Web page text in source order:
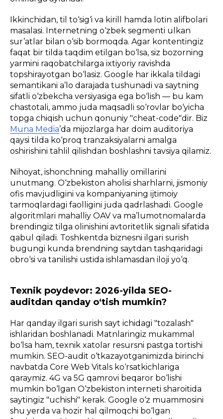
Ikkinchidan, til to‘sig‘i va kirill hamda lotin alifbolari
masalasi. Internetning o‘zbek segmenti ulkan
sur’atlar bilan o‘sib bormoqda. Agar kontentingiz
faqat bir tilda taqdim etilgan bo‘lsa, siz bozorning
yarmini raqobatchilarga ixtiyoriy ravishda
topshirayotgan bo‘lasiz. Google har ikkala tildagi
semantikani a’lo darajada tushunadi va saytning
sifatli o‘zbekcha versiyasiga ega bo‘lish — bu kam
chastotali, ammo juda maqsadli so‘rovlar bo‘yicha
topga chiqish uchun qonuniy "cheat-code"dir. Biz
Muna Media’da mijozlarga har doim auditoriya
qaysi tilda ko‘proq tranzaksiyalarni amalga
oshirishini tahlil qilishdan boshlashni tavsiya qilamiz.
Nihoyat, ishonchning mahalliy omillarini
unutmang. O‘zbekiston aholisi sharhlarni, jismoniy
ofis mavjudligini va kompaniyaning ijtimoiy
tarmoqlardagi faolligini juda qadrlashadi. Google
algoritmlari mahalliy OAV va ma’lumotnomalarda
brendingiz tilga olinishini avtoritetlik signali sifatida
qabul qiladi. Toshkentda biznesni ilgari surish
bugungi kunda brendning saytdan tashqaridagi
obro‘si va tanilishi ustida ishlamasdan iloji yo‘q.
Texnik poydevor: 2026-yilda SEO-
auditdan qanday o‘tish mumkin?
Har qanday ilgari surish sayt ichidagi "tozalash"
ishlaridan boshlanadi. Matnlaringiz mukammal
bo‘lsa ham, texnik xatolar resursni pastga tortishi
mumkin. SEO-audit o‘tkazayotganimizda birinchi
navbatda Core Web Vitals ko‘rsatkichlariga
qaraymiz. 4G va 5G qamrovi beqaror bo‘lishi
mumkin bo‘lgan O‘zbekiston interneti sharoitida
saytingiz "uchishi" kerak. Google o‘z muammosini
shu yerda va hozir hal qilmoqchi bo‘lgan